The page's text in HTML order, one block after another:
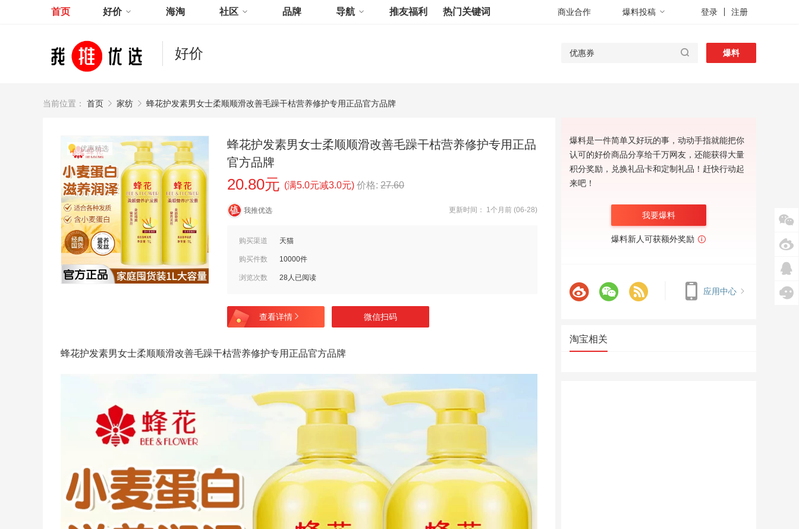
首页 好价 海淘 社区 品牌 导航 推友福利 热门关键词 商业合作 爆料投稿 登录 注册
好价 爆料
当前位置： 首页 家纺 蜂花护发素男女士柔顺顺滑改善毛躁干枯营养修护专用正品官方品牌
优惠精选
蜂花护发素男女士柔顺顺滑改善毛躁干枯营养修护专用正品
官方品牌
20.80元 (满5.0元减3.0元) 价格: 27.60
我推优选 更新时间： 1个月前 (06-28)
购买渠道 天猫
购买件数 10000件
浏览次数 28人已阅读
查看详情 微信扫码
蜂花护发素男女士柔顺顺滑改善毛躁干枯营养修护专用正品官方品牌
爆料是一件简单又好玩的事，动动手指就能把你
认可的好价商品分享给千万网友，还能获得大量
积分奖励，兑换礼品卡和定制礼品！赶快行动起
来吧！
我要爆料
爆料新人可获额外奖励
应用中心
淘宝相关